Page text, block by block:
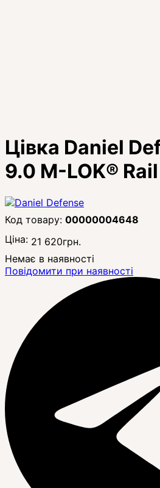
Цівка Daniel
9.0 M-LOK® Rail
00000004648
Ціна: 21 620грн.
Немає в наявності
Повідомити при наявності